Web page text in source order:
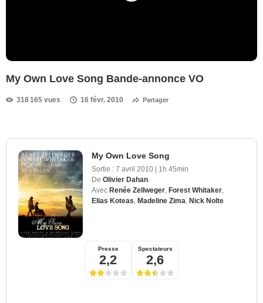
My Own Love Song Bande-annonce VO
318 165 vues 16 févr. 2010 Partager
My Own Love Song
Sortie : 7 avril 2010 | 1h 45min
De Olivier Dahan
Avec Renée Zellweger Forest Whitaker
Elias Koteas Madeline Zima Nick Nolte
Presse
2,2
Spectateurs
2,6